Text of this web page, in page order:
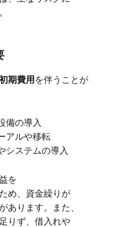
期費用を​伴うことが​
備の​導入
アルや​移転
システムの​導入
を​
め、​資金繰りが​
あります。​また、​
りず、​借入れや​